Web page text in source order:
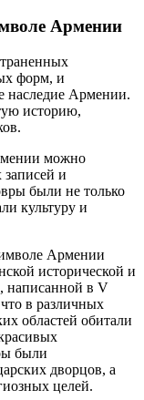
Армении
форм, и
наследие Армении.
историю,
можно
записей и
были не только
культуру и
Армении
исторической и
написанной в V
в различных
областей обитали
были
дворцов, а
целей.